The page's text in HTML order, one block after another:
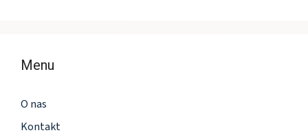
Menu
O nas
Kontakt